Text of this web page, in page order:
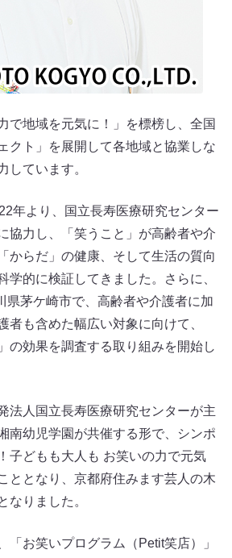
で地域を元気に！」を標榜し、全国
クト」を展開して各地域と協業しな
しています。
年より、国立長寿医療研究センター
協力し、「笑うこと」が高齢者や介
からだ」の健康、そして生活の質向
学的に検証してきました。さらに、
県茅ケ崎市で、高齢者や介護者に加
者も含めた幅広い対象に向けて、
の効果を調査する取り組みを開始し
法人国立長寿医療研究センターが主
南幼児学園が共催する形で、シンポ
子どもも大人も お笑いの力で元気
ととなり、京都府住みます芸人の木
なりました。
「お笑いプログラム（Petit笑店）」